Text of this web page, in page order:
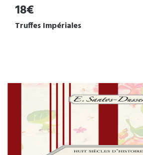
18€
Truffes Impériales